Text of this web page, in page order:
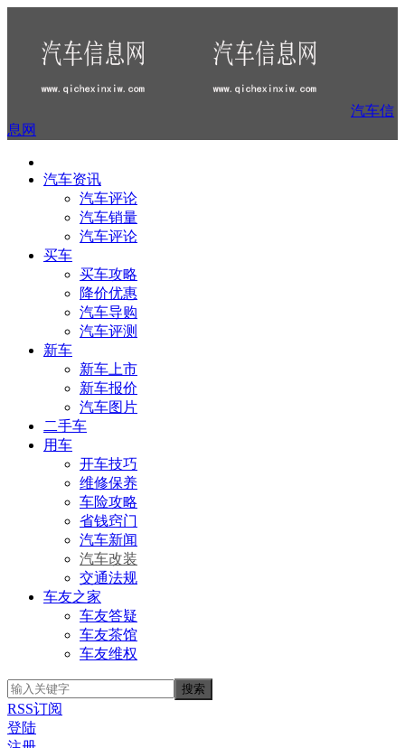
汽车信
息网
汽车资讯
汽车评论
汽车销量
汽车评论
买车
买车攻略
降价优惠
汽车导购
汽车评测
新车
新车上市
新车报价
汽车图片
二手车
用车
开车技巧
维修保养
车险攻略
省钱窍门
汽车新闻
汽车改装
交通法规
车友之家
车友答疑
车友茶馆
车友维权
RSS订阅
登陆